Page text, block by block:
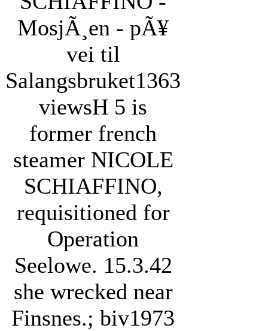
MosjÃ¸en - pÃ¥
vei til
Salangsbruket1363
viewsH 5 is
former french
steamer NICOLE
SCHIAFFINO,
requisitioned for
Operation
Seelowe. 15.3.42
she wrecked near
Finsnes.; biv1973